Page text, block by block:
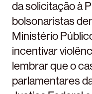
da solicitação à
bolsonaristas
Ministério
incentivar
lembrar que o
parlamentares